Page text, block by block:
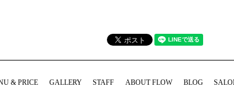
& PRICE GALLERY STAFF ABOUT FLOW BLOG